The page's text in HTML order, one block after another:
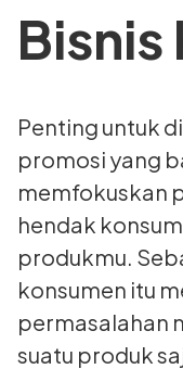
Bisnis
Penting untuk
promosi yang
memfokuskan
hendak
produkmu.
konsumen itu
permasalahan
suatu produk